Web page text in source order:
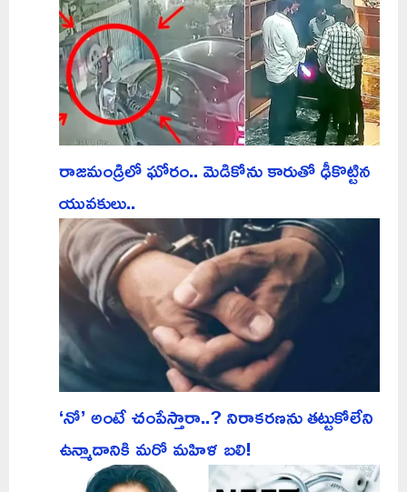
రాజమండ్రిలో ఘోరం.. మెడికోను కారుతో ఢీకొట్టిన
యువకులు..
‘నో’ అంటే చంపేస్తారా..? నిరాకరణను తట్టుకోలేని
ఉన్మాదానికి మరో మహిళ బలి!